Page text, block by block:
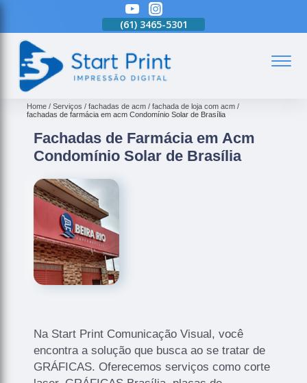
(61) 3465-5301
Home Serviços fachadas de acm
fachada de loja com acm
fachadas de farmácia em acm Condomínio Solar de Brasília
Fachadas de Farmácia em Acm
Condomínio Solar de Brasília
Na Start Print Comunicação Visual, você
encontra a solução que busca ao se tratar de
GRÁFICAS. Oferecemos serviços como corte